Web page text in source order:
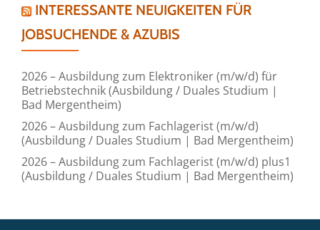
INTERESSANTE NEUIGKEITEN FÜR
JOBSUCHENDE & AZUBIS
2026 – Ausbildung zum Elektroniker (m/w/d) für
Betriebstechnik (Ausbildung / Duales Studium |
Bad Mergentheim)
2026 – Ausbildung zum Fachlagerist (m/w/d)
(Ausbildung / Duales Studium | Bad Mergentheim)
2026 – Ausbildung zum Fachlagerist (m/w/d) plus1
(Ausbildung / Duales Studium | Bad Mergentheim)